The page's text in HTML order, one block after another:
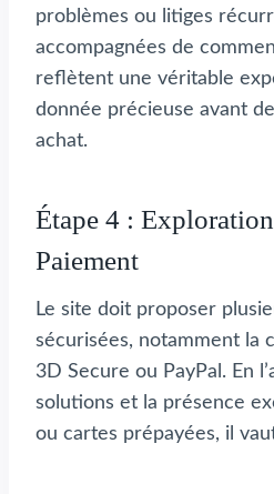
problèmes ou litiges
accompagnées de
reflètent une véritable
donnée précieuse avant
achat.
Étape 4 :
Paiement
Le site doit proposer
sécurisées, notamment la
3D Secure ou PayPal. En
solutions et la présence
ou cartes prépayées, il